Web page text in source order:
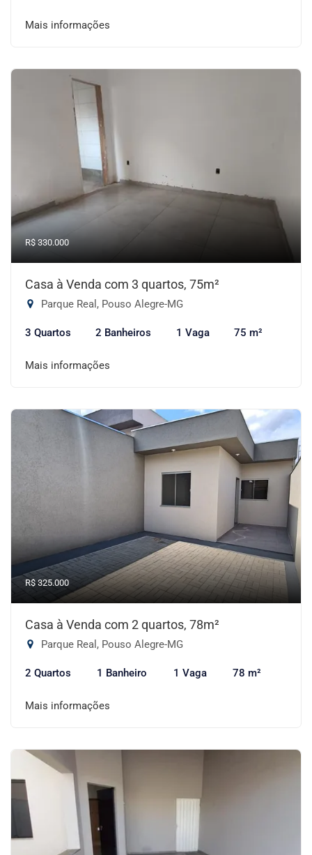
Mais informações
R$ 330.000
Casa à Venda com 3 quartos, 75m²
Parque Real, Pouso Alegre-MG
3 Quartos 2 Banheiros 1 Vaga 75 m²
Mais informações
R$ 325.000
Casa à Venda com 2 quartos, 78m²
Parque Real, Pouso Alegre-MG
2 Quartos 1 Banheiro 1 Vaga 78 m²
Mais informações